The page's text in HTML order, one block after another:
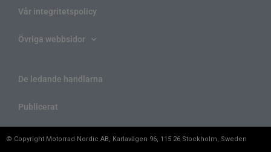
Vår integritetspolicy
Övriga webbsidor
De ledande handlarna
Publicerat
© Copyright Motorrad Nordic AB, Karlavägen 96, 115 26 Stockholm, Sweden